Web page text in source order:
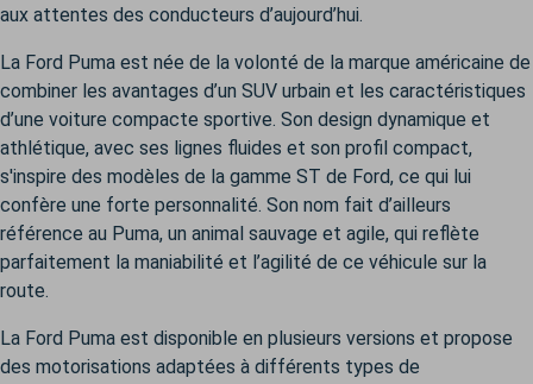
aux attentes des conducteurs d’aujourd’hui.
La Ford Puma est née de la volonté de la marque américaine de
combiner les avantages d’un SUV urbain et les caractéristiques
d’une voiture compacte sportive. Son design dynamique et
athlétique, avec ses lignes fluides et son profil compact,
s'inspire des modèles de la gamme ST de Ford, ce qui lui
confère une forte personnalité. Son nom fait d’ailleurs
référence au Puma, un animal sauvage et agile, qui reflète
parfaitement la maniabilité et l’agilité de ce véhicule sur la
route.
La Ford Puma est disponible en plusieurs versions et propose
des motorisations adaptées à différents types de